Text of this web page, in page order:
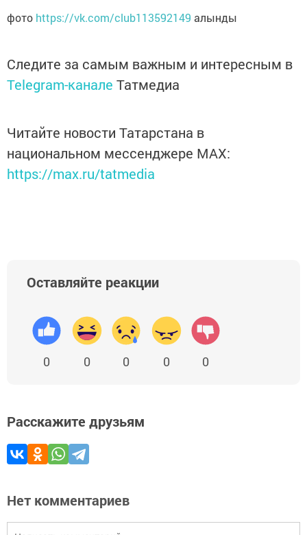
фото https://vk.com/club113592149 алынды
Следите за самым важным и интересным в
Telegram-канале Татмедиа
Читайте новости Татарстана в
национальном мессенджере MАХ:
https://max.ru/tatmedia
Оставляйте реакции
0 0 0 0 0
Расскажите друзьям
Нет комментариев